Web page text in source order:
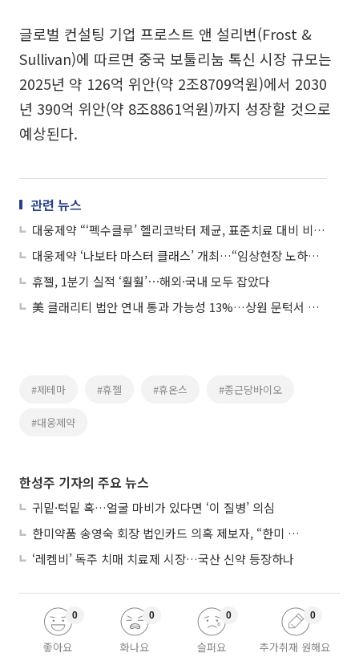
글로벌 컨설팅 기업 프로스트 앤 설리번(Frost &
Sullivan)에 따르면 중국 보툴리눔 톡신 시장 규모는
2025년 약 126억 위안(약 2조8709억원)에서 2030
년 390억 위안(약 8조8861억원)까지 성장할 것으로
예상된다.
관련 뉴스
대웅제약 “‘펙수클루’ 헬리코박터 제균, 표준치료 대비 비열등성·안전성 확인”
대웅제약 ‘나보타 마스터 클래스’ 개최…“임상현장 노하우 공유”
휴젤, 1분기 실적 ‘훨훨’⋯해외·국내 모두 잡았다
美 클래리티 법안 연내 통과 가능성 13%…상원 문턱서 제동
#제테마 #휴젤 #휴온스 #종근당바이오
#대웅제약
한성주 기자의 주요 뉴스
귀밑·턱밑 혹…얼굴 마비가 있다면 ‘이 질병’ 의심
한미약품 송영숙 회장 법인카드 의혹 제보자, “한미 잘 되기 바라는 마음”
‘레켐비’ 독주 치매 치료제 시장…국산 신약 등장하나
좋아요
0
화나요
0
슬퍼요
0
추가취재 원해요
0